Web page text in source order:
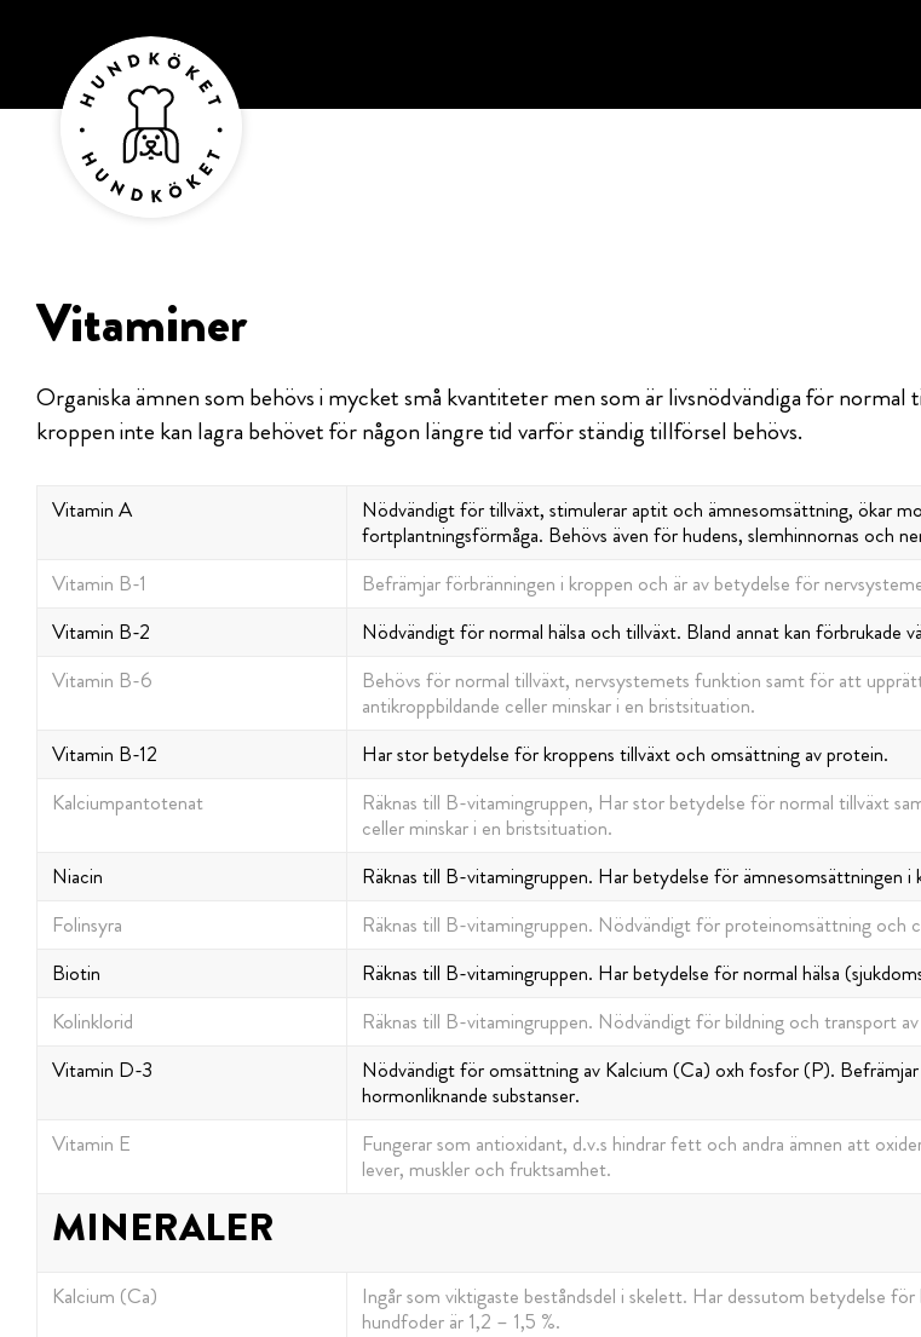
Vitaminer
Organiska ämnen som behövs i mycket små kvantiteter men som är livsnödvändiga för
kroppen inte kan lagra behövet för någon längre tid varför ständig tillförsel behövs.
Vitamin A
Nödvändigt för tillväxt, stimulerar aptit och ämnesomsättning, ökar
fortplantningsförmåga. Behövs även för hudens, slemhinnornas och
Vitamin B-1
Befrämjar förbränningen i kroppen och är av betydelse för
Vitamin B-2
Nödvändigt för normal hälsa och tillväxt. Bland annat kan förbrukade
Vitamin B-6
Behövs för normal tillväxt, nervsystemets funktion samt för att
antikroppbildande celler minskar i en bristsituation.
Vitamin B-12
Har stor betydelse för kroppens tillväxt och omsättning av protein.
Kalciumpantotenat
Räknas till B-vitamingruppen, Har stor betydelse för normal tillväxt
celler minskar i en bristsituation.
Niacin
Räknas till B-vitamingruppen. Har betydelse för ämnesomsättningen i
Folinsyra
Räknas till B-vitamingruppen. Nödvändigt för proteinomsättning och
Biotin
Räknas till B-vitamingruppen. Har betydelse för normal hälsa
Kolinklorid
Räknas till B-vitamingruppen. Nödvändigt för bildning och transport
Vitamin D-3
Nödvändigt för omsättning av Kalcium (Ca) oxh fosfor (P).
hormonliknande substanser.
Vitamin E
Fungerar som antioxidant, d.v.s hindrar fett och andra ämnen att
lever, muskler och fruktsamhet.
MINERALER
Kalcium (Ca)
Ingår som viktigaste beståndsdel i skelett. Har dessutom betydelse
hundfoder är 1,2 – 1,5 %.